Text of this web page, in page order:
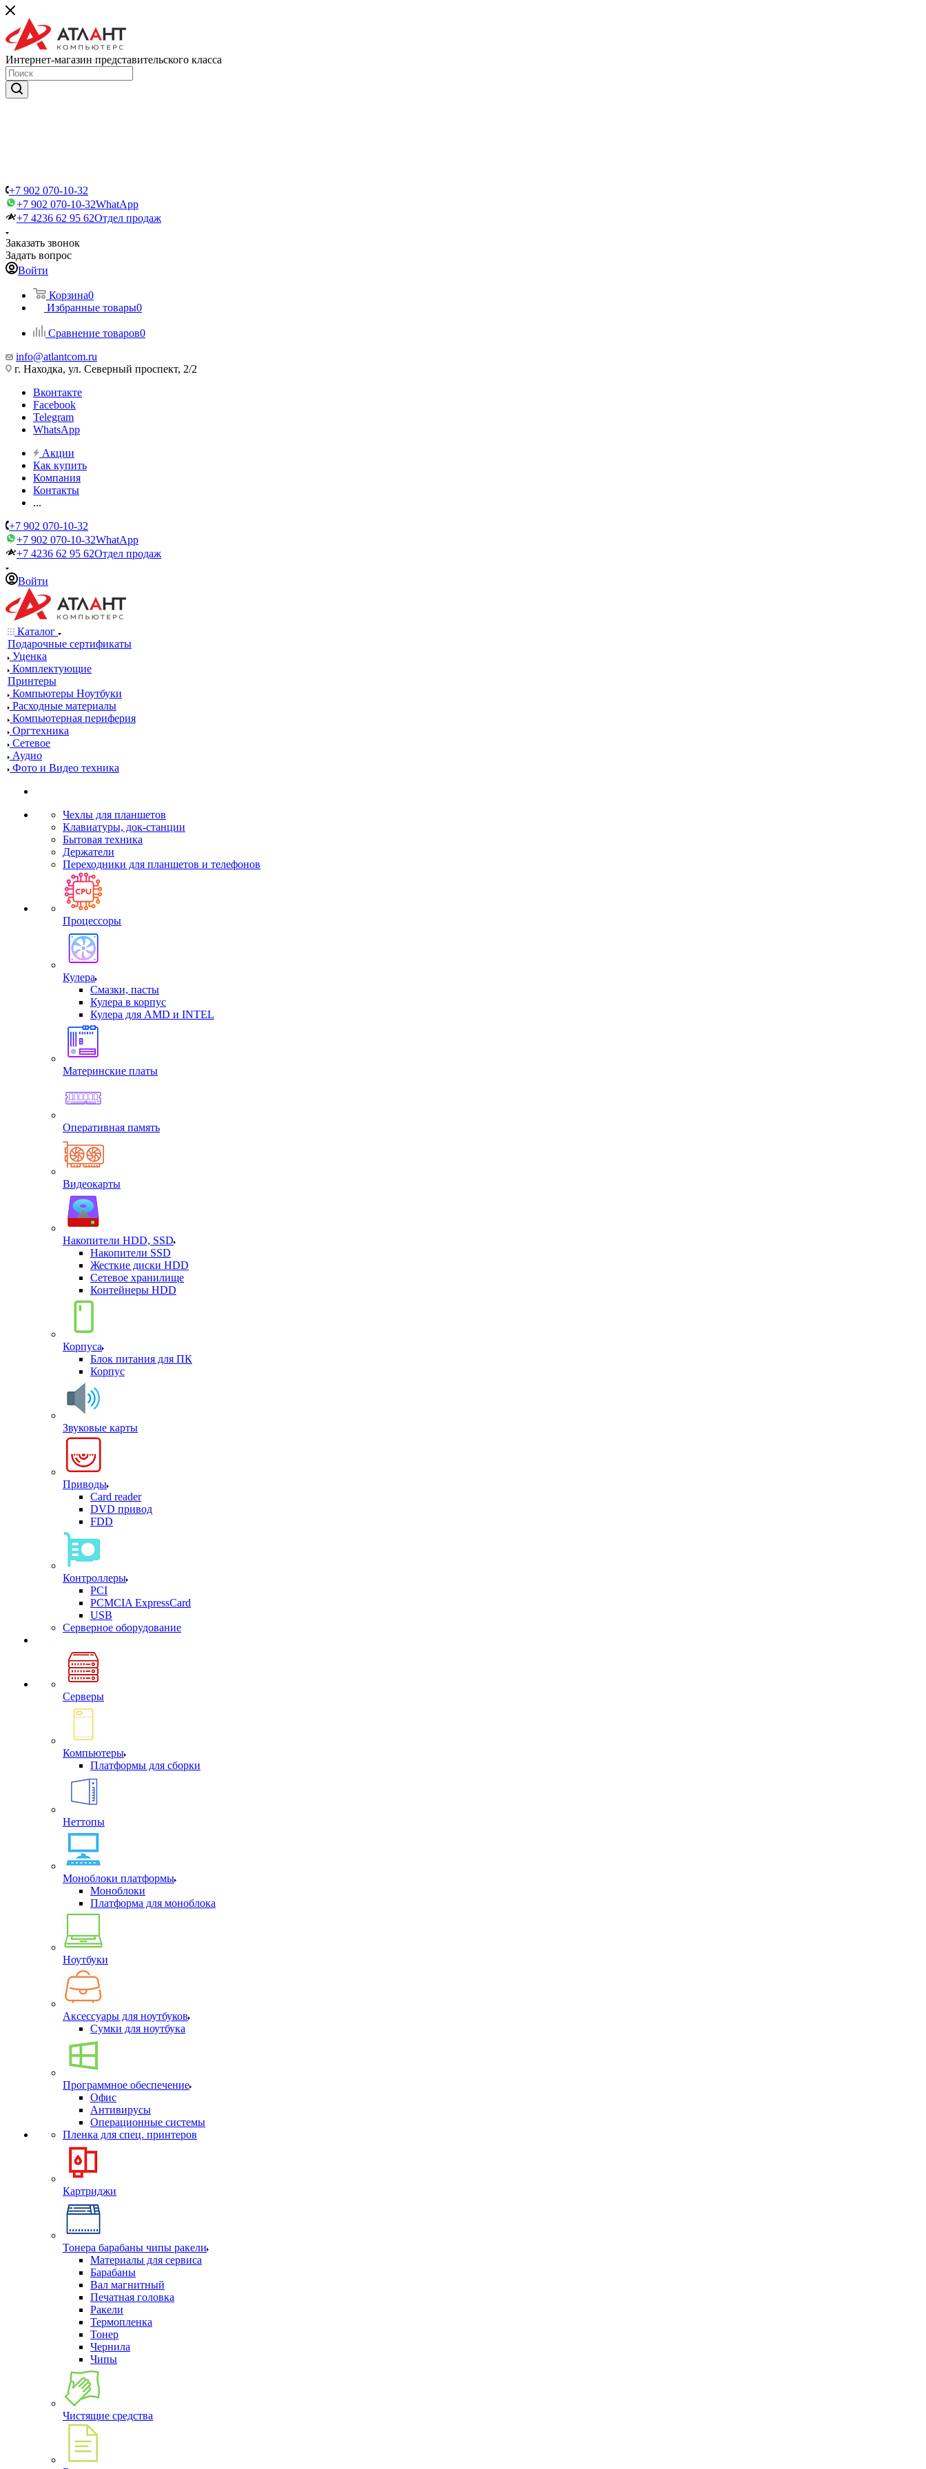
Интернет-магазин представительского класса
+7 902 070-10-32
+7 902 070-10-32WhatApp
+7 4236 62 95 62Отдел продаж
Заказать звонок
Задать вопрос
Войти
Корзина0
Избранные товары0
Сравнение товаров0
info@atlantcom.ru
г. Находка, ул. Северный проспект, 2/2
Вконтакте
Facebook
Telegram
WhatsApp
Акции
Как купить
Компания
Контакты
...
+7 902 070-10-32
+7 902 070-10-32WhatApp
+7 4236 62 95 62Отдел продаж
Войти
Каталог
Подарочные сертификаты
Уценка
Комплектующие
Принтеры
Компьютеры Ноутбуки
Расходные материалы
Компьютерная периферия
Оргтехника
Сетевое
Аудио
Фото и Видео техника
Чехлы для планшетов
Клавиатуры, док-станции
Бытовая техника
Держатели
Переходники для планшетов и телефонов
Процессоры
Кулера
Смазки, пасты
Кулера в корпус
Кулера для AMD и INTEL
Материнские платы
Оперативная память
Видеокарты
Накопители HDD, SSD
Накопители SSD
Жесткие диски HDD
Сетевое хранилище
Контейнеры HDD
Корпуса
Блок питания для ПК
Корпус
Звуковые карты
Приводы
Card reader
DVD привод
FDD
Контроллеры
PCI
PCMCIA ExpressCard
USB
Cерверное оборудование
Серверы
Компьютеры
Платформы для сборки
Неттопы
Моноблоки платформы
Моноблоки
Платформа для моноблока
Ноутбуки
Аксессуары для ноутбуков
Сумки для ноутбука
Программное обеспечение
Офис
Антивирусы
Операционные системы
Пленка для спец. принтеров
Картриджи
Тонера барабаны чипы ракели
Материалы для сервиса
Барабаны
Вал магнитный
Печатная головка
Ракели
Термопленка
Тонер
Чернила
Чипы
Чистящие средства